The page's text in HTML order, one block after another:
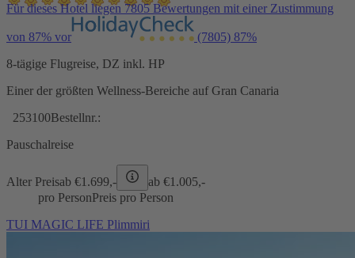
Für dieses Hotel liegen 7805 Bewertungen mit einer Zustimmung
von 87% vor (7805) 87%
8-tägige Flugreise, DZ inkl. HP
Einer der größten Wellness-Bereiche auf Gran Canaria
253100Bestellnr.:
Pauschalreise
Alter Preisab €1.699,- ab €1.005,-
pro PersonPreis pro Person
TUI MAGIC LIFE Plimmiri